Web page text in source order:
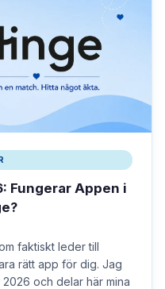
Fungerar Appen i
faktiskt leder till
rätt app för dig. Jag
och delar här mina